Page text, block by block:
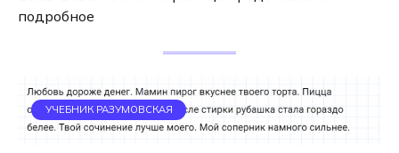
подробное
УЧЕБНИК РАЗУМОВСКАЯ